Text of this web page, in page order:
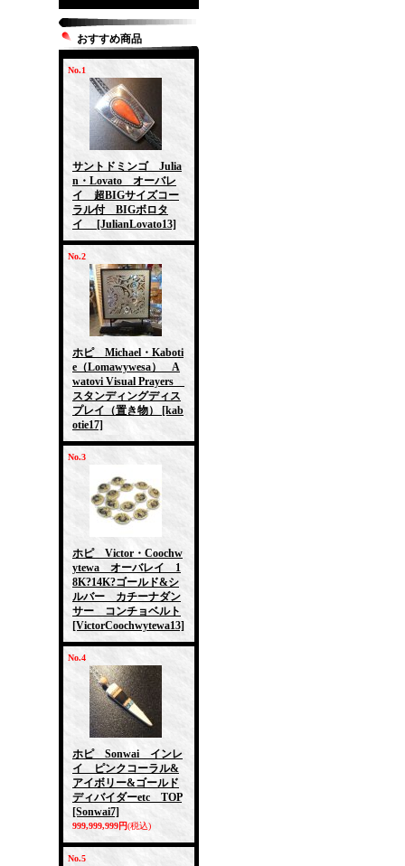
おすすめ商品
No.1
サントドミンゴ Julia
n・Lovato オーバレ
イ 超BIGサイズコー
ラル付 BIGボロタ
イ
[JulianLovato13]
No.2
ホピ Michael・Kaboti
e（Lomawywesa） A
watovi Visual Prayers
スタンディングディス
プレイ（置き物）
[kab
otie17]
No.3
ホピ Victor・Coochw
ytewa オーバレイ 1
8K?14K?ゴールド&シ
ルバー カチーナダン
サー コンチョベルト
[VictorCoochwytewa13]
No.4
ホピ Sonwai インレ
イ ピンクコーラル&
アイボリー&ゴールド
ディバイダーetc TOP
[Sonwai7]
999,999,999円(税込)
No.5